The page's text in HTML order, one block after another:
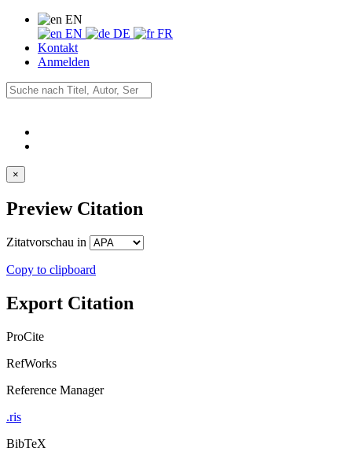
EN
EN
DE
FR
Kontakt
Anmelden
×
Preview Citation
Zitatvorschau in
Copy to clipboard
Export Citation
ProCite
RefWorks
Reference Manager
.ris
BibTeX